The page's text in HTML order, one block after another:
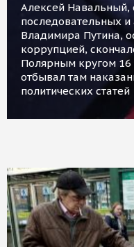
Алексей Навальный,
последовательных
Владимира Путина,
коррупцией,
Полярным кругом 16
отбывал там
политических статей